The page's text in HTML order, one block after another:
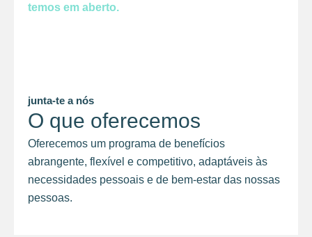
temos em aberto.
junta-te a nós
O que oferecemos
Oferecemos um programa de benefícios
abrangente, flexível e competitivo, adaptáveis às
necessidades pessoais e de bem-estar das nossas
pessoas.